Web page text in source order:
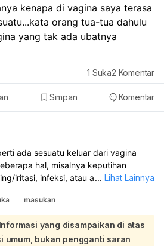
kenapa di vagina saya terasa
orang tua-tua dahulu
yang tak ada ubatnya
Simpan Komentar
1 Suka2 Komentar
ada sesuatu keluar dari vagina
hal, misalnya keputihan
iritasi, infeksi, atau ada
perdarahan, atau keluar cairan
itu tidak normal dan perlu
Anda periksa ke dokter
umum supaya diketahui
... Lihat Lainnya
masukan
Informasi yang disampaikan di atas
umum, bukan pengganti saran